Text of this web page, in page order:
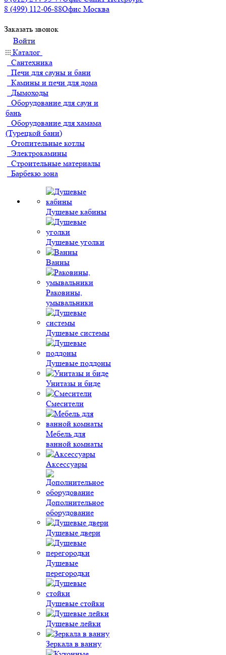
8 (499) 112-06-88Офис Москва
Заказать звонок
Войти
Каталог
Сантехника
Печи для сауны и бани
Камины и печи для дома
Дымоходы
Оборудование для саун и
бань
Оборудование для хамама
(Турецкой бани)
Отопительные котлы
Электрокамины
Строительные материалы
Барбекю зона
Душевые кабины
Душевые уголки
Ванны
Раковины,
умывальники
Душевые системы
Душевые поддоны
Унитазы и биде
Смесители
Мебель для
ванной комнаты
Аксессуары
Дополнительное
оборудование
Душевые двери
Душевые
перегородки
Душевые стойки
Душевые лейки
Зеркала в ванну